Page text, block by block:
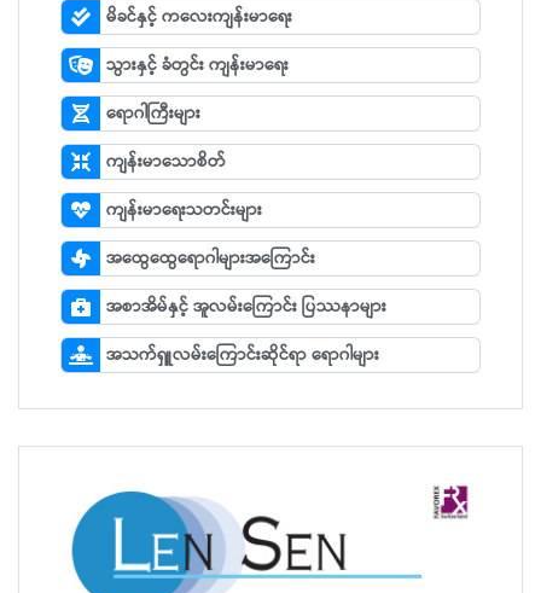
မိခင်နှင့် ကလေးကျန်းမာရေး
သွားနှင့် ခံတွင်း ကျန်းမာရေး
ရောဂါကြီးများ
ကျန်းမာသောစိတ်
ကျန်းမာရေးသတင်းများ
အထွေထွေရောဂါများအကြောင်း
အစာအိမ်နှင့် အူလမ်းကြောင်း ပြဿနာများ
အသက်ရှူလမ်းကြောင်းဆိုင်ရာ ရောဂါများ